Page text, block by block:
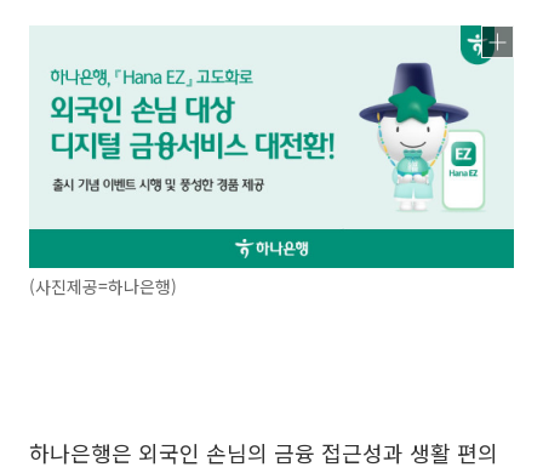
(사진제공=하나은행)
하나은행은 외국인 손님의 금융 접근성과 생활 편의